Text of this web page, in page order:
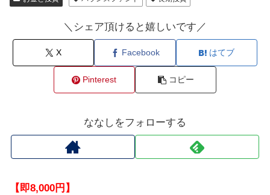
＼シェア頂けると嬉しいです／
X Facebook はてブ
Pinterest コピー
ななしをフォローする
【即8,000円】